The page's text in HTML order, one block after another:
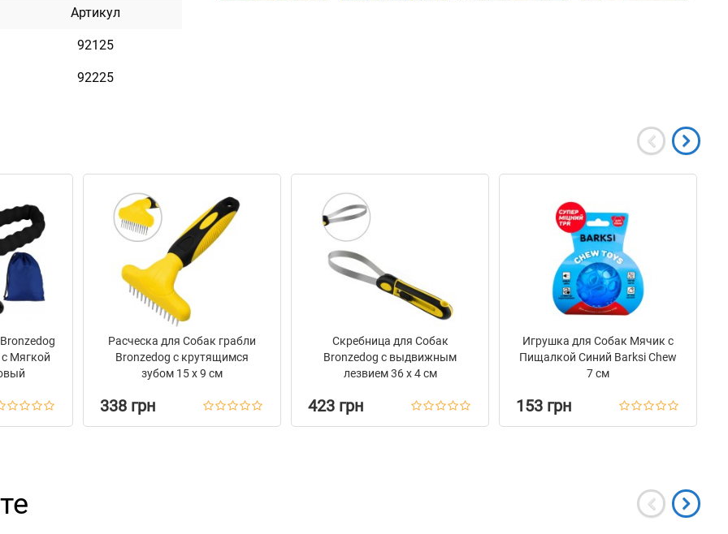
шерсти
лазерное оборудование,
на стенде.
Артикул
92125
92225
Мягкой
Расческа для Собак грабли
Bronzedog с крутящимся
зубом 15 х 9 см
338 грн
Скребница для Собак
Bronzedog с выдвижным
лезвием 36 х 4 см
423 грн
Игрушка для Собак Мячик с
Пищалкой Синий Barksi Chew
7 см
153 грн